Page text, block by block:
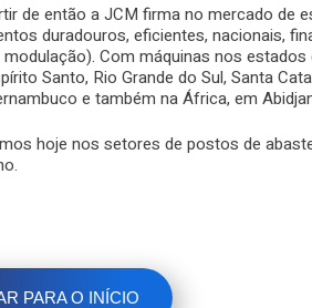
de então a JCM firma no mercado de
duradouros, eficientes, nacionais,
Com máquinas nos
Santo, Rio Grande do Sul, Santa
e também na África, em
hoje nos setores de postos de
PARA O INÍCIO